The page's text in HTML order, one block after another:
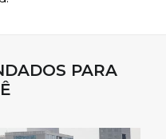
PARA